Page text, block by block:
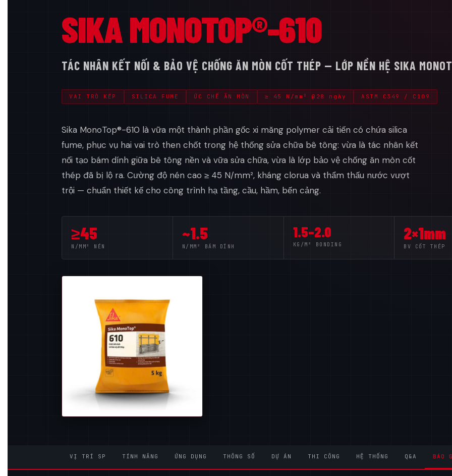
SIKA MONOTOP®-610
TÁC NHÂN KẾT NỐI & BẢO VỆ CHỐNG ĂN MÒN CỐT THÉP — LỚP NỀN HỆ SIKA
VAI TRÒ KÉP SILICA FUME ỨC CHẾ ĂN MÒN ≥ 45 N/mm² @28 ngày ASTM C349 / C109
Sika MonoTop®-610 là vữa một thành phần gốc xi măng polymer cải tiến có chứa silica
fume, phục vụ hai vai trò then chốt trong hệ thống sửa chữa bê tông: vừa là tác nhân kết
nối tạo bám dính giữa bê tông nền và vữa sửa chữa, vừa là lớp bảo vệ chống ăn mòn cốt
thép đã bị lộ ra. Cường độ nén cao ≥ 45 N/mm², kháng clorua và thẩm thấu nước vượt
trội — chuẩn thiết kế cho công trình hạ tầng, cầu, hầm, bến cảng.
≥45
N/MM² NÉN
~1.5
N/MM² BÁM DÍNH
1.5–2.0
KG/M² BONDING
2×1mm
BV CỐT THÉP
VỊ TRÍ SP TÍNH NĂNG ỨNG DỤNG THÔNG SỐ DỰ ÁN THI CÔNG HỆ THỐNG Q&A BÁO